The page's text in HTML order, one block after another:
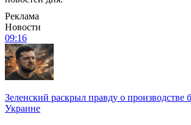
Реклама
Новости
09:16
Зеленский раскрыл правду о производстве
Украине